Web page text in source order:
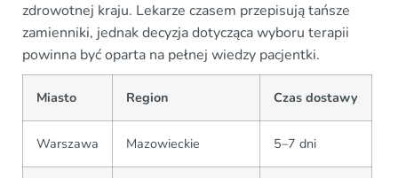
zdrowotnej kraju. Lekarze czasem przepisują tańsze
zamienniki, jednak decyzja dotycząca wyboru terapii
powinna być oparta na pełnej wiedzy pacjentki.
Miasto Region Czas dostawy
Warszawa Mazowieckie 5–7 dni